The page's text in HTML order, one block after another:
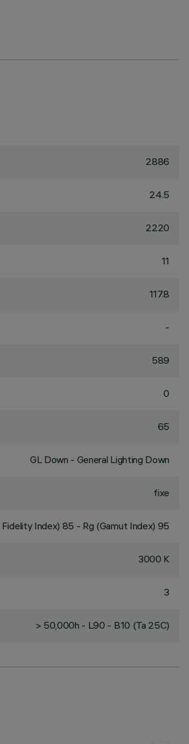
2886
24.5
2220
11
117.8
-
589
0
65
GL Down - General Lighting Down
fixe
Index) 85 - Rg (Gamut Index) 95
3000 K
3
> 50,000h - L90 - B10 (Ta 25C)